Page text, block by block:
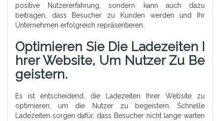
positive Nutzererfahrung, sondern kann auch dazu
beitragen, dass Besucher zu Kunden werden und Ihr
Unternehmen erfolgreich repräsentieren.
Optimieren Sie Die Ladezeiten I
Hrer Website, Um Nutzer Zu Be
Geistern.
Es ist entscheidend, die Ladezeiten Ihrer Website zu
optimieren, um die Nutzer zu begeistern. Schnelle
Ladezeiten sorgen dafür, dass Besucher nicht lange warten